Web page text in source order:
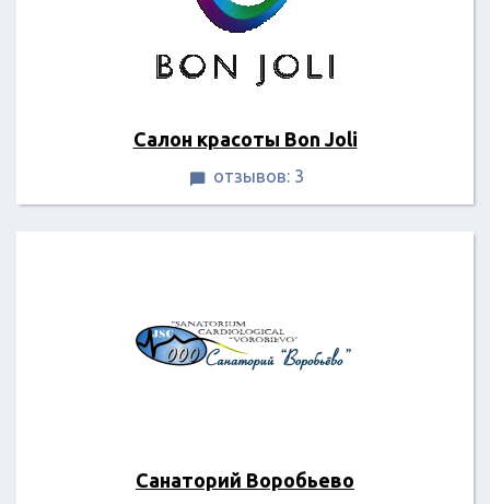
Салон красоты Bon Joli
 отзывов: 3
Санаторий Воробьево